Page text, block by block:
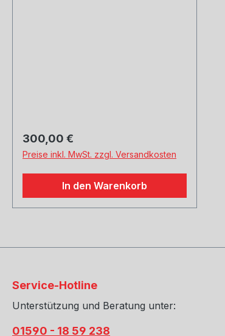
Regulärer Preis:
300,00 €
Preise inkl. MwSt. zzgl. Versandkosten
In den Warenkorb
Service-Hotline
Unterstützung und Beratung unter:
01590 - 18 59 238